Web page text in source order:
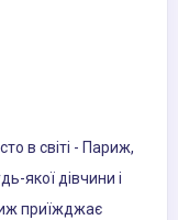
в світі - Париж,
якої дівчини і
приїжджає